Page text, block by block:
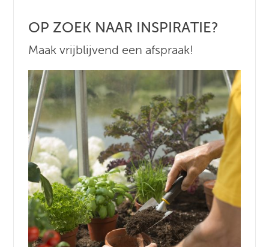
OP ZOEK NAAR INSPIRATIE?
Maak vrijblijvend een afspraak!